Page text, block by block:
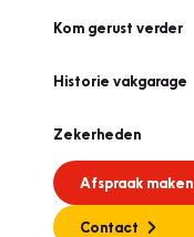
Kom gerust verder
Historie vakgarage
Zekerheden
Afspraak maken
Contact